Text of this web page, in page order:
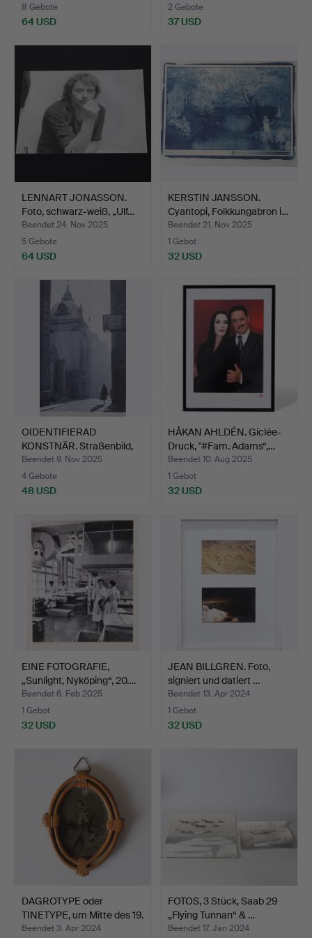
8 Gebote
64 USD
2 Gebote
37 USD
LENNART JONASSON.
Foto, schwarz-weiß, „Ulf…
Beendet 24. Nov 2025
5 Gebote
64 USD
KERSTIN JANSSON.
Cyantopi, Folkkungabron i…
Beendet 21. Nov 2025
1 Gebot
32 USD
OIDENTIFIERAD
KONSTNÄR. Straßenbild,
Photo…
Beendet 9. Nov 2025
4 Gebote
48 USD
HÅKAN AHLDÉN. Giclée-
Druck, "#Fam. Adams“,…
Beendet 10. Aug 2025
1 Gebot
32 USD
EINE FOTOGRAFIE,
„Sunlight, Nyköping“, 20.…
Beendet 6. Feb 2025
1 Gebot
32 USD
JEAN BILLGREN. Foto,
signiert und datiert …
Beendet 13. Apr 2024
1 Gebot
32 USD
DAGROTYPE oder
TINETYPE, um Mitte des 19.
…
Beendet 3. Apr 2024
FOTOS, 3 Stück, Saab 29
„Flying Tunnan“ & …
Beendet 17. Jan 2024